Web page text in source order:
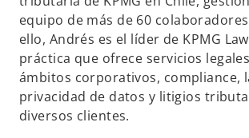
e
e
n
u
n
equipo de más de 60
ello, Andrés es el líder de KPMG
práctica que ofrece servicios
ámbitos corporativos, compliance,
privacidad de datos y litigios
diversos clientes.